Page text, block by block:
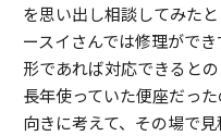
を思い出し相談してみた
ースイさんでは修理がで
形であれば対応できるとの
長年使っていた便座だっ
向きに考えて、その場で